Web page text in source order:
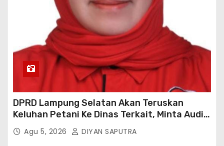
DPRD Lampung Selatan Akan Teruskan
Keluhan Petani Ke Dinas Terkait, Minta Audit
Penyaluran Pupuk Bersubsidi Di Desa Budi
Lestari
Agu 5, 2026 DIYAN SAPUTRA